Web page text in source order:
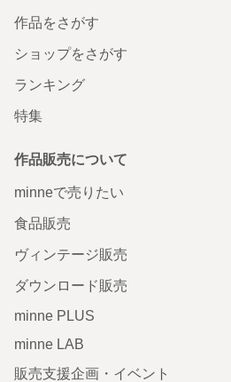
作品をさがす
ショップをさがす
ランキング
特集
作品販売について
minneで売りたい
食品販売
ヴィンテージ販売
ダウンロード販売
minne PLUS
minne LAB
販売支援企画・イベント